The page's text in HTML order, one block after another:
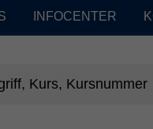
INFOCENTER